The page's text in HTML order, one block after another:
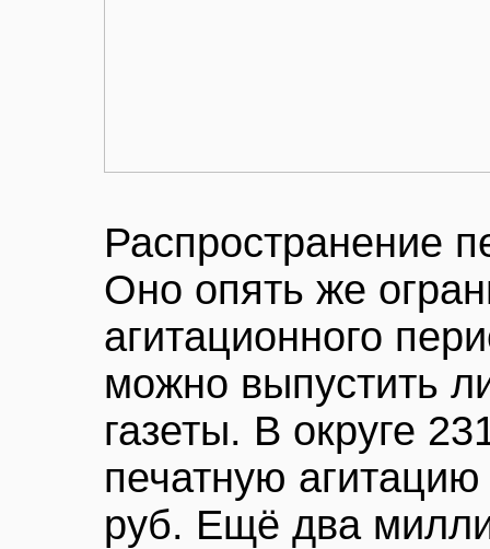
Распространение
Оно опять же
агитационного
можно выпустить
газеты. В округе
печатную
руб. Ещё два